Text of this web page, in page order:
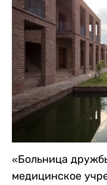
«Больница
медицинское